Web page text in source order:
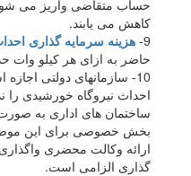
کاهش می یابند.
9- هزینه سرمایه گذاری
حاضر به ازای هر کیلو وات حدود 50 میلیون
10- سازمانهای دولتی
احداث نیروگاه خورشیدی را
ساختمان های اداری به
بخش خصوصی برای این
ارائه وکالت محضری
گذاری الزامی است.